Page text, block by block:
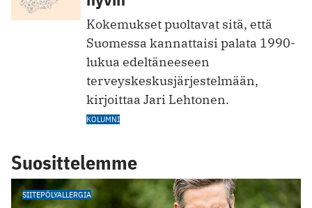
Kokemukset puoltavat sitä, että
Suomessa kannattaisi palata 1990-
lukua edeltäneeseen
terveyskeskusjärjestelmään,
kirjoittaa Jari Lehtonen.
KOLUMNI
Suosittelemme
SIITEPÖLYALLERGIA